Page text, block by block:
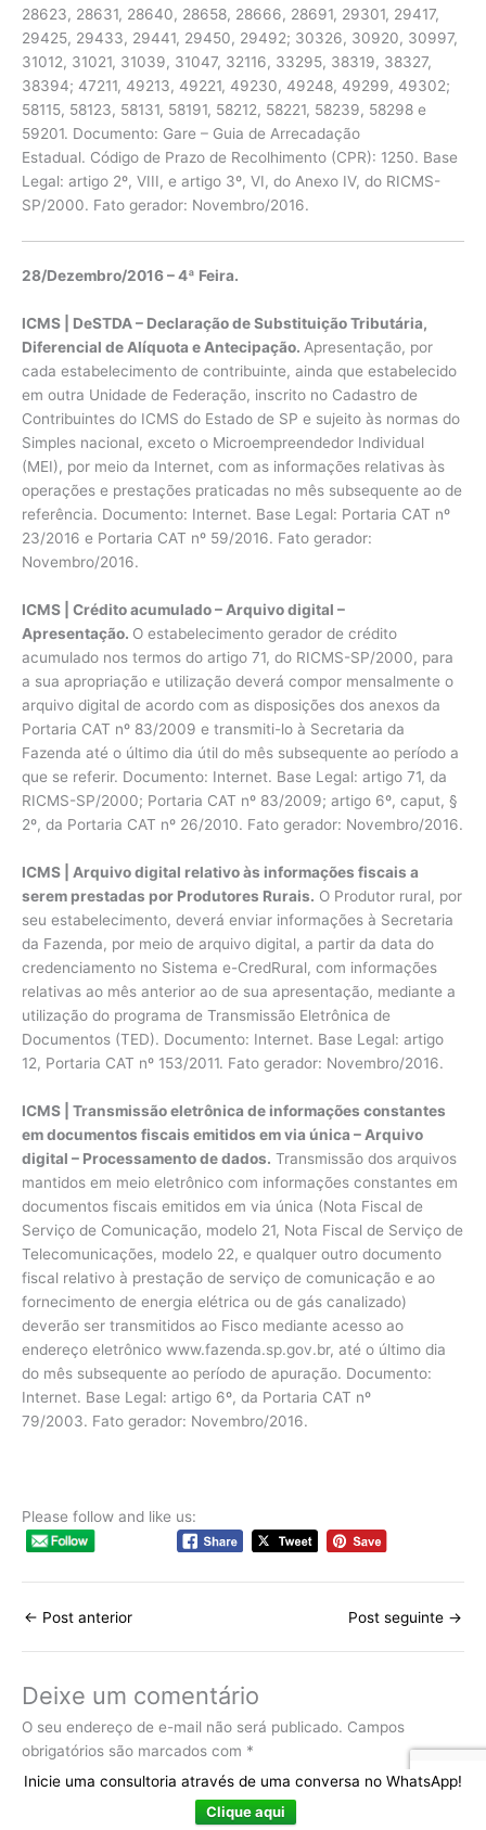
28623, 28631, 28640, 28658, 28666, 28691, 29301, 29417,
29425, 29433, 29441, 29450, 29492; 30326, 30920, 30997,
31012, 31021, 31039, 31047, 32116, 33295, 38319, 38327,
38394; 47211, 49213, 49221, 49230, 49248, 49299, 49302;
58115, 58123, 58131, 58191, 58212, 58221, 58239, 58298 e
59201. Documento: Gare – Guia de Arrecadação
Estadual. Código de Prazo de Recolhimento (CPR): 1250. Base
Legal: artigo 2º, VIII, e artigo 3º, VI, do Anexo IV, do RICMS-
SP/2000. Fato gerador: Novembro/2016.
28/Dezembro/2016 – 4ª Feira.
ICMS | DeSTDA – Declaração de Substituição Tributária,
Diferencial de Alíquota e Antecipação. Apresentação, por
cada estabelecimento de contribuinte, ainda que estabelecido
em outra Unidade de Federação, inscrito no Cadastro de
Contribuintes do ICMS do Estado de SP e sujeito às normas do
Simples nacional, exceto o Microempreendedor Individual
(MEI), por meio da Internet, com as informações relativas às
operações e prestações praticadas no mês subsequente ao de
referência. Documento: Internet. Base Legal: Portaria CAT nº
23/2016 e Portaria CAT nº 59/2016. Fato gerador:
Novembro/2016.
ICMS | Crédito acumulado – Arquivo digital –
Apresentação. O estabelecimento gerador de crédito
acumulado nos termos do artigo 71, do RICMS-SP/2000, para
a sua apropriação e utilização deverá compor mensalmente o
arquivo digital de acordo com as disposições dos anexos da
Portaria CAT nº 83/2009 e transmiti-lo à Secretaria da
Fazenda até o último dia útil do mês subsequente ao período a
que se referir. Documento: Internet. Base Legal: artigo 71, da
RICMS-SP/2000; Portaria CAT nº 83/2009; artigo 6º, caput, §
2º, da Portaria CAT nº 26/2010. Fato gerador: Novembro/2016.
ICMS | Arquivo digital relativo às informações fiscais a
serem prestadas por Produtores Rurais. O Produtor rural, por
seu estabelecimento, deverá enviar informações à Secretaria
da Fazenda, por meio de arquivo digital, a partir da data do
credenciamento no Sistema e-CredRural, com informações
relativas ao mês anterior ao de sua apresentação, mediante a
utilização do programa de Transmissão Eletrônica de
Documentos (TED). Documento: Internet. Base Legal: artigo
12, Portaria CAT nº 153/2011. Fato gerador: Novembro/2016.
ICMS | Transmissão eletrônica de informações constantes
em documentos fiscais emitidos em via única – Arquivo
digital – Processamento de dados. Transmissão dos arquivos
mantidos em meio eletrônico com informações constantes em
documentos fiscais emitidos em via única (Nota Fiscal de
Serviço de Comunicação, modelo 21, Nota Fiscal de Serviço de
Telecomunicações, modelo 22, e qualquer outro documento
fiscal relativo à prestação de serviço de comunicação e ao
fornecimento de energia elétrica ou de gás canalizado)
deverão ser transmitidos ao Fisco mediante acesso ao
endereço eletrônico www.fazenda.sp.gov.br, até o último dia
do mês subsequente ao período de apuração. Documento:
Internet. Base Legal: artigo 6º, da Portaria CAT nº
79/2003. Fato gerador: Novembro/2016.
Please follow and like us:
← Post anterior Post seguinte →
Deixe um comentário
O seu endereço de e-mail não será publicado. Campos
obrigatórios são marcados com *
Inicie uma consultoria através de uma conversa no WhatsApp!
Clique aqui